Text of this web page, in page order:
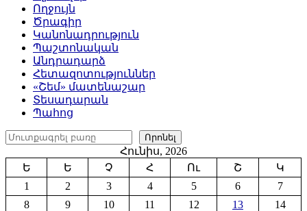
Ողջույն
Ծրագիր
Կանոնադրություն
Պաշտոնական
Անդրադարձ
Հետազոտություններ
«Շեմ» մատենաշար
Տեսադարան
Պահոց
Որոնել
Որոնել
Հունիս, 2026
Ե
Ե Չ Հ Ու Շ
Կ
1
2 3 4 5 6
7
8
9 10 11 12 13
14